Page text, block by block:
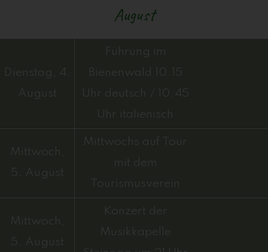
August
Dienstag, 4.
August
Führung im
Bienenwald 10.15
Uhr deutsch / 10.45
Uhr italienisch
Mittwoch,
5. August
Mittwochs auf Tour
mit dem
Tourismusverein
Mittwoch,
5. August
Konzert der
Musikkapelle